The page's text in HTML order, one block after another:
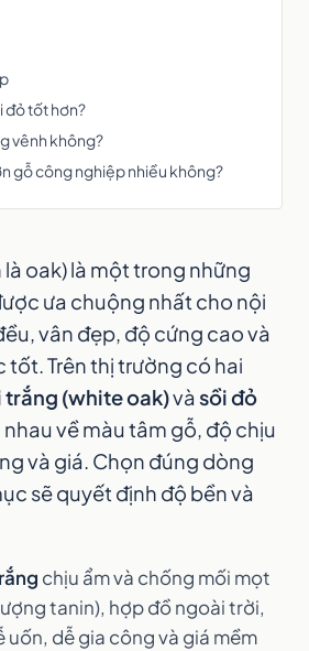
đỏ tốt hơn?
vênh không?
gỗ công nghiệp nhiều không?
là oak) là một trong những
ưa chuộng nhất cho nội
vân đẹp, độ cứng cao và
tốt. Trên thị trường có hai
trắng (white oak)vàsồi đỏ
về màu tâm gỗ, độ chịu
và giá. Chọn đúng dòng
sẽ quyết định độ bền và
chịu ẩm và chống mối mọt
tanin), hợp đồ ngoài trời,
uốn, dễ gia công và giá mềm